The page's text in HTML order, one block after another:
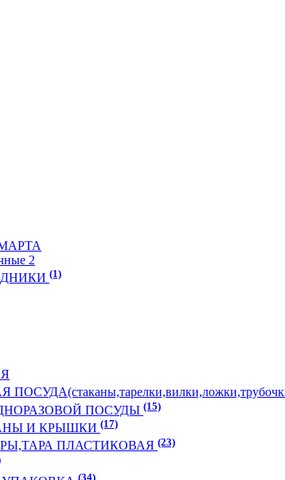
2
(1)
ПОСУДЫ (15)
И КРЫШКИ (17)
ПЛАСТИКОВАЯ (23)
(34)